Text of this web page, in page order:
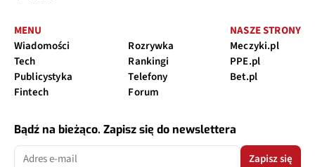
MENU
Wiadomości
Tech
Publicystyka
Fintech
Rozrywka
Rankingi
Telefony
Forum
NASZE STRONY
Meczyki.pl
PPE.pl
Bet.pl
Bądź na bieżąco. Zapisz się do newslettera
Zapisz się